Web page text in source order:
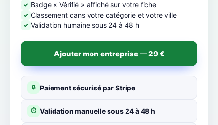
✓ Badge « Vérifié » affiché sur votre fiche
✓ Classement dans votre catégorie et votre ville
✓ Validation humaine sous 24 à 48 h
Ajouter mon entreprise — 29 €
🔒 Paiement sécurisé par Stripe
⏱ Validation manuelle sous 24 à 48 h